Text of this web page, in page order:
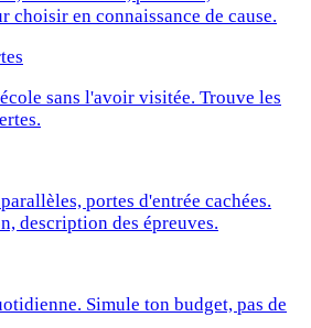
choisir en connaissance de cause.
sans l'avoir visitée. Trouve les
portes d'entrée cachées.
description des épreuves.
Simule ton budget, pas de